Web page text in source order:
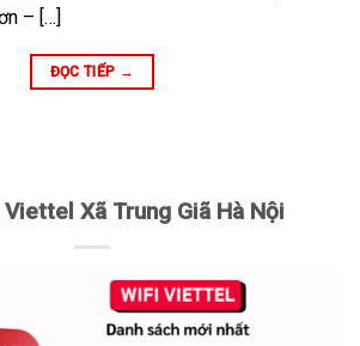
– […]
ĐỌC TIẾP →
Xã Trung Giã Hà Nội